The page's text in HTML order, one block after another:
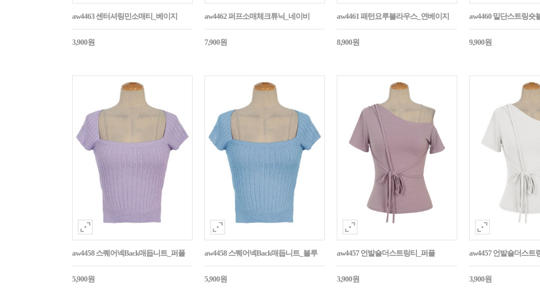
aw4463 센터셔링민소매티_베이지
3,900원
aw4462 퍼프소매체크튜닉_네이비
7,900원
aw4461 패턴요루블라우스_연베이지
8,900원
aw4460 밑단스트링숏
9,900원
aw4458 스퀘어넥Back매듭니트_퍼플
5,900원
aw4458 스퀘어넥Back매듭니트_블루
5,900원
aw4457 언발숄더스트링티_퍼플
3,900원
aw4457 언발숄더스트
3,900원